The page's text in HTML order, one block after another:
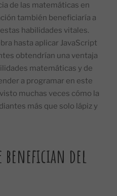
de las matemáticas en
también beneficiaría a
habilidades vitales.
hasta aplicar JavaScript
obtendrían una ventaja
matemáticas y de
a programar en este
muchas veces cómo la
más que solo lápiz y
benefician del